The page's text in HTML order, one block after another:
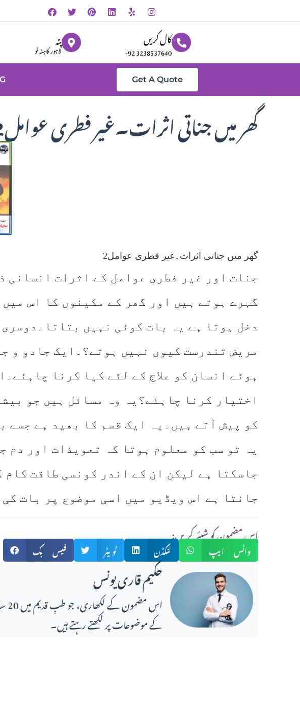
پتہ
لاہور کاہنہ نو
کال کریں
+92 3238537640
Get A Quote
گھر میں جناتی اثرات۔غیر فطری عوامل2
گھر میں جناتی اثرات۔غیر فطری عوامل2
جنات اور غیر فطری عوامل کے اثرات انسانی
گہرے ہوتے ہیں اور گھر کے مکینوں کا اس
دخل ہوتا ہے یہ بات کوئی نہیں
مریض تندرست کیوں نہیں ہوتے؟۔ایک جادو و
ہوئے انسان کو علاج کے لئے کیا کرنا
اختیار کرنا چاہئے؟یہ وہ مسائل ہیں جو
کو پیش آتے ہیں۔یہ ایک قسم کا بھید ہے جسے
یہ تو سب کو معلوم ہوتا کہ تعویذات اور دم
جاسکتا ہے لیکن ان کے اندر کونسی طاقت کام
جانتا ہے اس ویڈیو میں اسی موضوع پر بات کی
:اس مضمون کو شیئر کریں
فیس بک ٹویٹر لنکڈن واٹس ایپ
حکیم قاری یونس
کے موضوعات پر لکھتے رہتے ہیں۔